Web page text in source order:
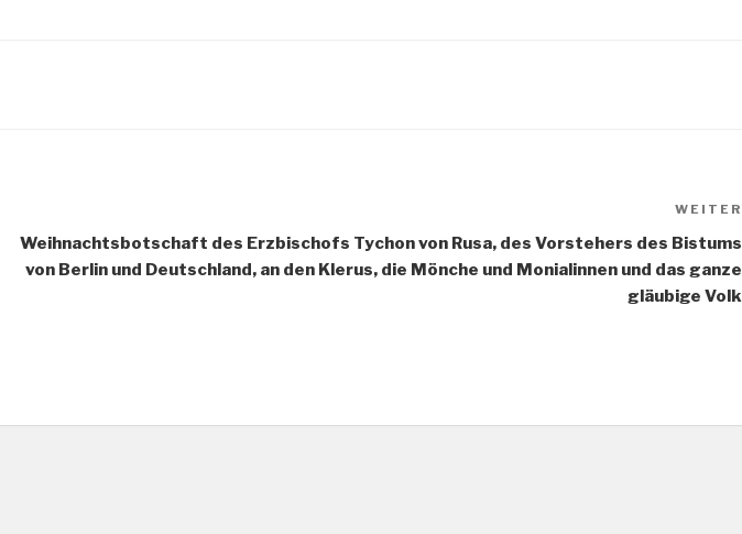
WEITER
Weihnachtsbotschaft des Erzbischofs Tychon von Rusa, des Vorstehers des Bistums
von Berlin und Deutschland, an den Klerus, die Mönche und Monialinnen und das ganze
gläubige Volk